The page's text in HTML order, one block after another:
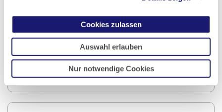
Cookies zulassen
Auswahl erlauben
Nur notwendige Cookies
Artikel geschrieben von:
Marissa Leister